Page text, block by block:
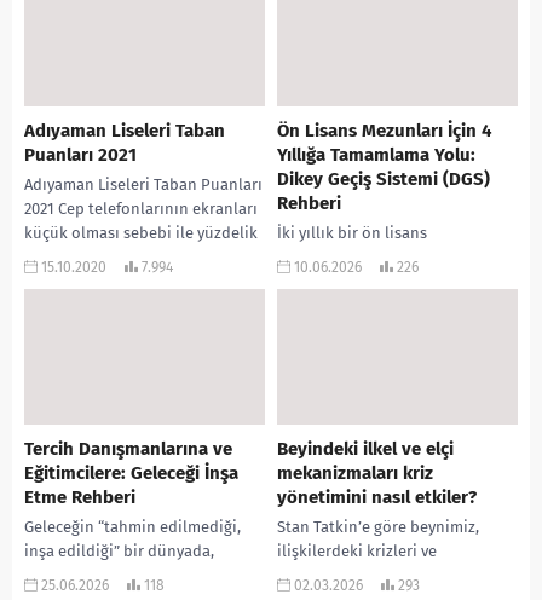
Adıyaman Liseleri Taban
Puanları 2021
Adıyaman Liseleri Taban Puanları
2021 Cep telefonlarının ekranları
küçük olması sebebi ile yüzdelik
dilimler telefonu dik
15.10.2020 7.994
Ön Lisans Mezunları İçin 4
Yıllığa Tamamlama Yolu:
Dikey Geçiş Sistemi (DGS)
Rehberi
İki yıllık bir ön lisans
programından (meslek
10.06.2026 226
Tercih Danışmanlarına ve
Eğitimcilere: Geleceği İnşa
Etme Rehberi
Geleceğin “tahmin edilmediği,
inşa edildiği” bir dünyada,
rehberlik ve tercih danışmanlığı
25.06.2026 118
Beyindeki ilkel ve elçi
mekanizmaları kriz
yönetimini nasıl etkiler?
Stan Tatkin’e göre beynimiz,
ilişkilerdeki krizleri ve
çatışmaları iki ana bölümün
02.03.2026 293